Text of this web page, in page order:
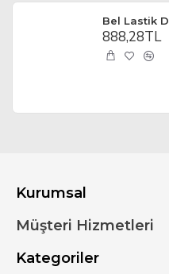
888,28TL
Kurumsal
Müşteri Hizmetleri
Kategoriler